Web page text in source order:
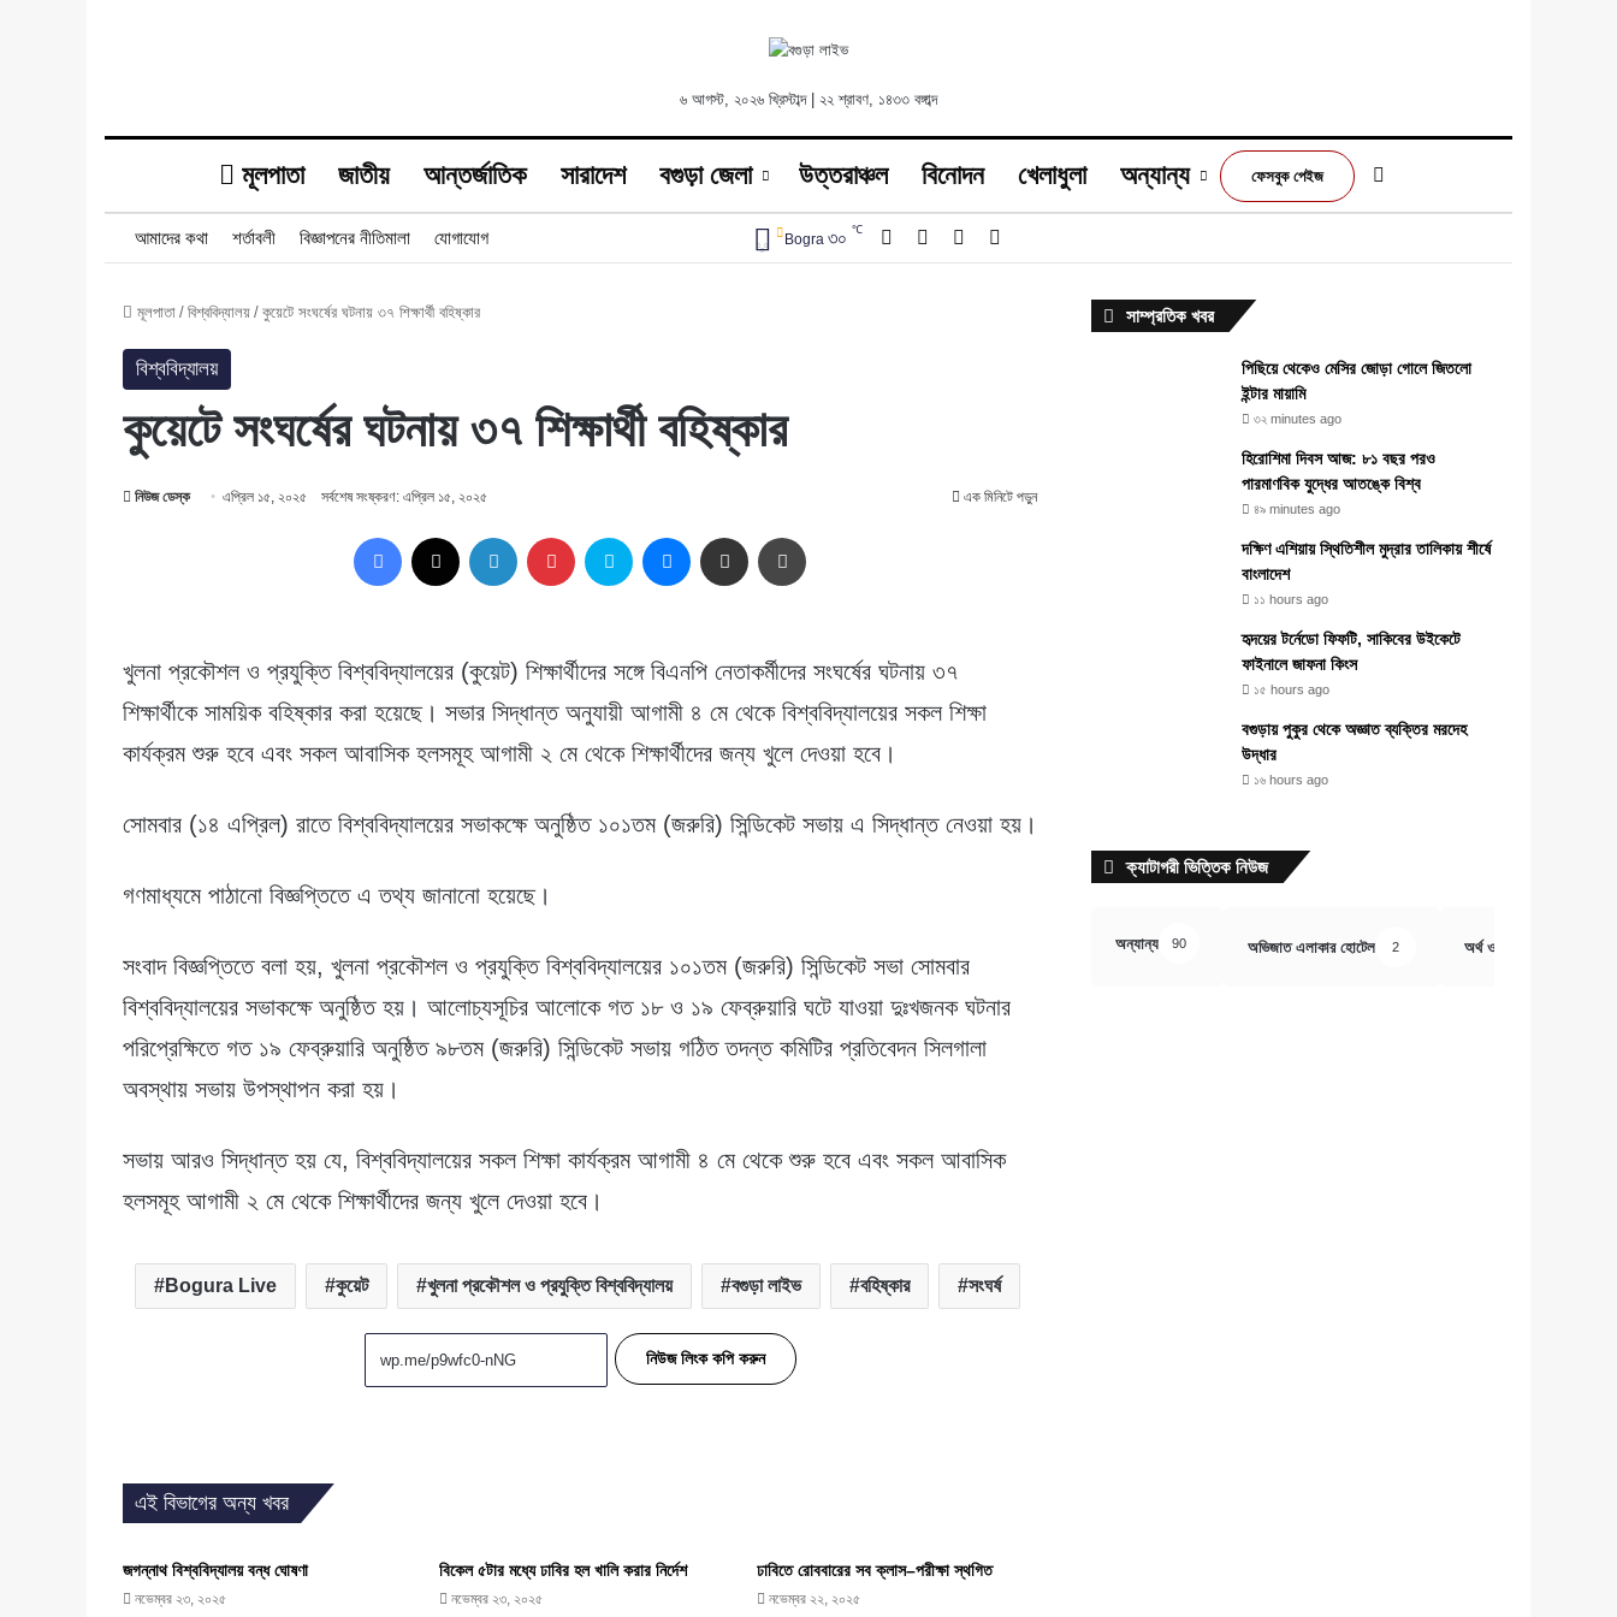
৬ আগস্ট, ২০২৬ খ্রিস্টাব্দ | ২২ শ্রাবণ, ১৪৩৩ বঙ্গাব্দ
মূলপাতা জাতীয় আন্তর্জাতিক সারাদেশ বগুড়া জেলা উত্তরাঞ্চল বিনোদন খেলাধুলা অন্যান্য ফেসবুক পেইজ
আমাদের কথা শর্তাবলী বিজ্ঞাপনের নীতিমালা যোগাযোগ Bogra ৩০ ℃ Facebook YouTube
মূলপাতা / বিশ্ববিদ্যালয় / কুয়েটে সংঘর্ষের ঘটনায় ৩৭ শিক্ষার্থী বহিষ্কার
বিশ্ববিদ্যালয়
কুয়েটে সংঘর্ষের ঘটনায় ৩৭ শিক্ষার্থী বহিষ্কার
নিউজ ডেস্ক এপ্রিল ১৫, ২০২৫ সর্বশেষ সংষ্করণ: এপ্রিল ১৫, ২০২৫ এক মিনিটে পড়ুন
Facebook LinkedIn Pinterest Skype MessengerShare via Email
খুলনা প্রকৌশল ও প্রযুক্তি বিশ্ববিদ্যালয়ের (কুয়েট) শিক্ষার্থীদের সঙ্গে বিএনপি নেতাকর্মীদের সংঘর্ষের ঘটনায় ৩৭
শিক্ষার্থীকে সাময়িক বহিষ্কার করা হয়েছে। সভার সিদ্ধান্ত অনুযায়ী আগামী ৪ মে থেকে বিশ্ববিদ্যালয়ের সকল শিক্ষা
কার্যক্রম শুরু হবে এবং সকল আবাসিক হলসমূহ আগামী ২ মে থেকে শিক্ষার্থীদের জন্য খুলে দেওয়া হবে।
সোমবার (১৪ এপ্রিল) রাতে বিশ্ববিদ্যালয়ের সভাকক্ষে অনুষ্ঠিত ১০১তম (জরুরি) সিন্ডিকেট সভায় এ সিদ্ধান্ত নেওয়া হয়।
গণমাধ্যমে পাঠানো বিজ্ঞপ্তিতে এ তথ্য জানানো হয়েছে।
সংবাদ বিজ্ঞপ্তিতে বলা হয়, খুলনা প্রকৌশল ও প্রযুক্তি বিশ্ববিদ্যালয়ের ১০১তম (জরুরি) সিন্ডিকেট সভা সোমবার
বিশ্ববিদ্যালয়ের সভাকক্ষে অনুষ্ঠিত হয়। আলোচ্যসূচির আলোকে গত ১৮ ও ১৯ ফেব্রুয়ারি ঘটে যাওয়া দুঃখজনক ঘটনার
পরিপ্রেক্ষিতে গত ১৯ ফেব্রুয়ারি অনুষ্ঠিত ৯৮তম (জরুরি) সিন্ডিকেট সভায় গঠিত তদন্ত কমিটির প্রতিবেদন সিলগালা
অবস্থায় সভায় উপস্থাপন করা হয়।
সভায় আরও সিদ্ধান্ত হয় যে, বিশ্ববিদ্যালয়ের সকল শিক্ষা কার্যক্রম আগামী ৪ মে থেকে শুরু হবে এবং সকল আবাসিক
হলসমূহ আগামী ২ মে থেকে শিক্ষার্থীদের জন্য খুলে দেওয়া হবে।
Bogura Live কুয়েট খুলনা প্রকৌশল ও প্রযুক্তি বিশ্ববিদ্যালয় বগুড়া লাইভ বহিষ্কার সংঘর্ষ
নিউজ লিংক কপি করুন
এই বিভাগের অন্য খবর
জগন্নাথ বিশ্ববিদ্যালয় বন্ধ ঘোষণা
নভেম্বর ২৩, ২০২৫
বিকেল ৫টার মধ্যে ঢাবির হল খালি করার নির্দেশ
নভেম্বর ২৩, ২০২৫
ঢাবিতে রোববারের সব ক্লাস–পরীক্ষা স্থগিত
নভেম্বর ২২, ২০২৫
সাম্প্রতিক খবর
পিছিয়ে থেকেও মেসির জোড়া গোলে জিতলো
ইন্টার মায়ামি
৩২ minutes ago
হিরোশিমা দিবস আজ: ৮১ বছর পরও
পারমাণবিক যুদ্ধের আতঙ্কে বিশ্ব
৪৯ minutes ago
দক্ষিণ এশিয়ায় স্থিতিশীল মুদ্রার তালিকায় শীর্ষে
বাংলাদেশ
১১ hours ago
হৃদয়ের টর্নেডো ফিফটি, সাকিবের উইকেটে
ফাইনালে জাফনা কিংস
১৫ hours ago
বগুড়ায় পুকুর থেকে অজ্ঞাত ব্যক্তির মরদেহ
উদ্ধার
১৬ hours ago
ক্যাটাগরী ভিত্তিক নিউজ
অন্যান্য 90 অভিজাত এলাকার হোটেল 2 অর্থ ও বানিজ্য